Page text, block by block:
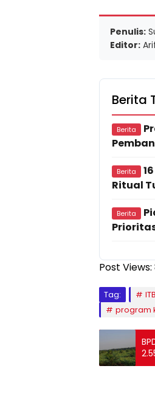
Penulis:
Editor:
Berita
Berita
Berita
Ritual
Berita
Post Views:
Tag: ITB
program